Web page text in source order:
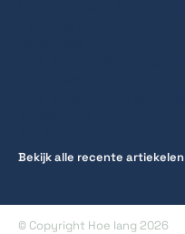
Bekijk alle recente artiekelen
© Copyright Hoe lang 2026